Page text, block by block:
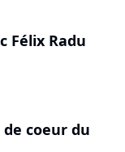
Félix Radu
coeur du